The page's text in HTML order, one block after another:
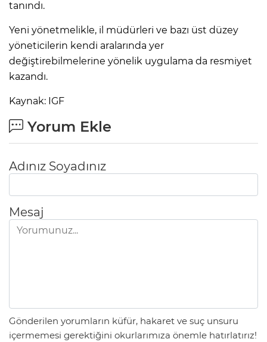
tanındı.
Yeni yönetmelikle, il müdürleri ve bazı üst düzey
yöneticilerin kendi aralarında yer
değiştirebilmelerine yönelik uygulama da resmiyet
kazandı.
Kaynak: IGF
Yorum Ekle
Adınız Soyadınız
Mesaj
Gönderilen yorumların küfür, hakaret ve suç unsuru
içermemesi gerektiğini okurlarımıza önemle hatırlatırız!